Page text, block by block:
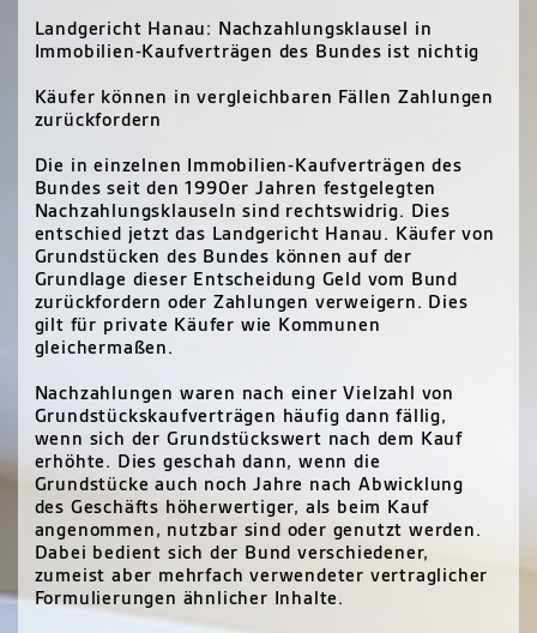
Landgericht Hanau: Nachzahlungsklausel in
Immobilien-Kaufverträgen des Bundes ist nichtig
Käufer können in vergleichbaren Fällen Zahlungen
zurückfordern
Die in einzelnen Immobilien-Kaufverträgen des
Bundes seit den 1990er Jahren festgelegten
Nachzahlungsklauseln sind rechtswidrig. Dies
entschied jetzt das Landgericht Hanau. Käufer von
Grundstücken des Bundes können auf der
Grundlage dieser Entscheidung Geld vom Bund
zurückfordern oder Zahlungen verweigern. Dies
gilt für private Käufer wie Kommunen
gleichermaßen.
Nachzahlungen waren nach einer Vielzahl von
Grundstückskaufverträgen häufig dann fällig,
wenn sich der Grundstückswert nach dem Kauf
erhöhte. Dies geschah dann, wenn die
Grundstücke auch noch Jahre nach Abwicklung
des Geschäfts höherwertiger, als beim Kauf
angenommen, nutzbar sind oder genutzt werden.
Dabei bedient sich der Bund verschiedener,
zumeist aber mehrfach verwendeter vertraglicher
Formulierungen ähnlicher Inhalte.